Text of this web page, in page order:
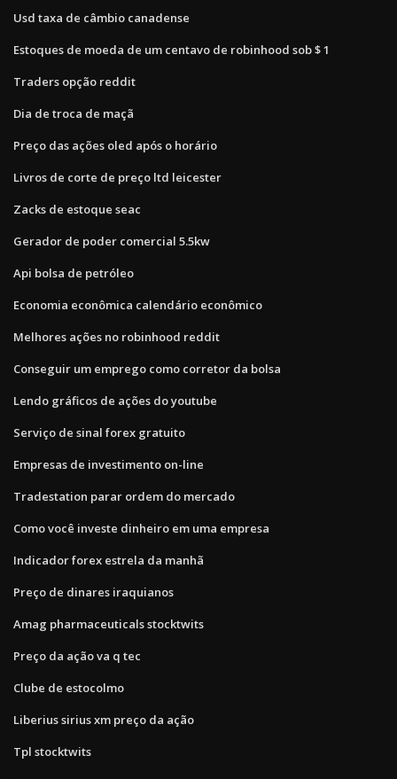
Usd taxa de câmbio canadense
Estoques de moeda de um centavo de robinhood sob $ 1
Traders opção reddit
Dia de troca de maçã
Preço das ações oled após o horário
Livros de corte de preço ltd leicester
Zacks de estoque seac
Gerador de poder comercial 5.5kw
Api bolsa de petróleo
Economia econômica calendário econômico
Melhores ações no robinhood reddit
Conseguir um emprego como corretor da bolsa
Lendo gráficos de ações do youtube
Serviço de sinal forex gratuito
Empresas de investimento on-line
Tradestation parar ordem do mercado
Como você investe dinheiro em uma empresa
Indicador forex estrela da manhã
Preço de dinares iraquianos
Amag pharmaceuticals stocktwits
Preço da ação va q tec
Clube de estocolmo
Liberius sirius xm preço da ação
Tpl stocktwits